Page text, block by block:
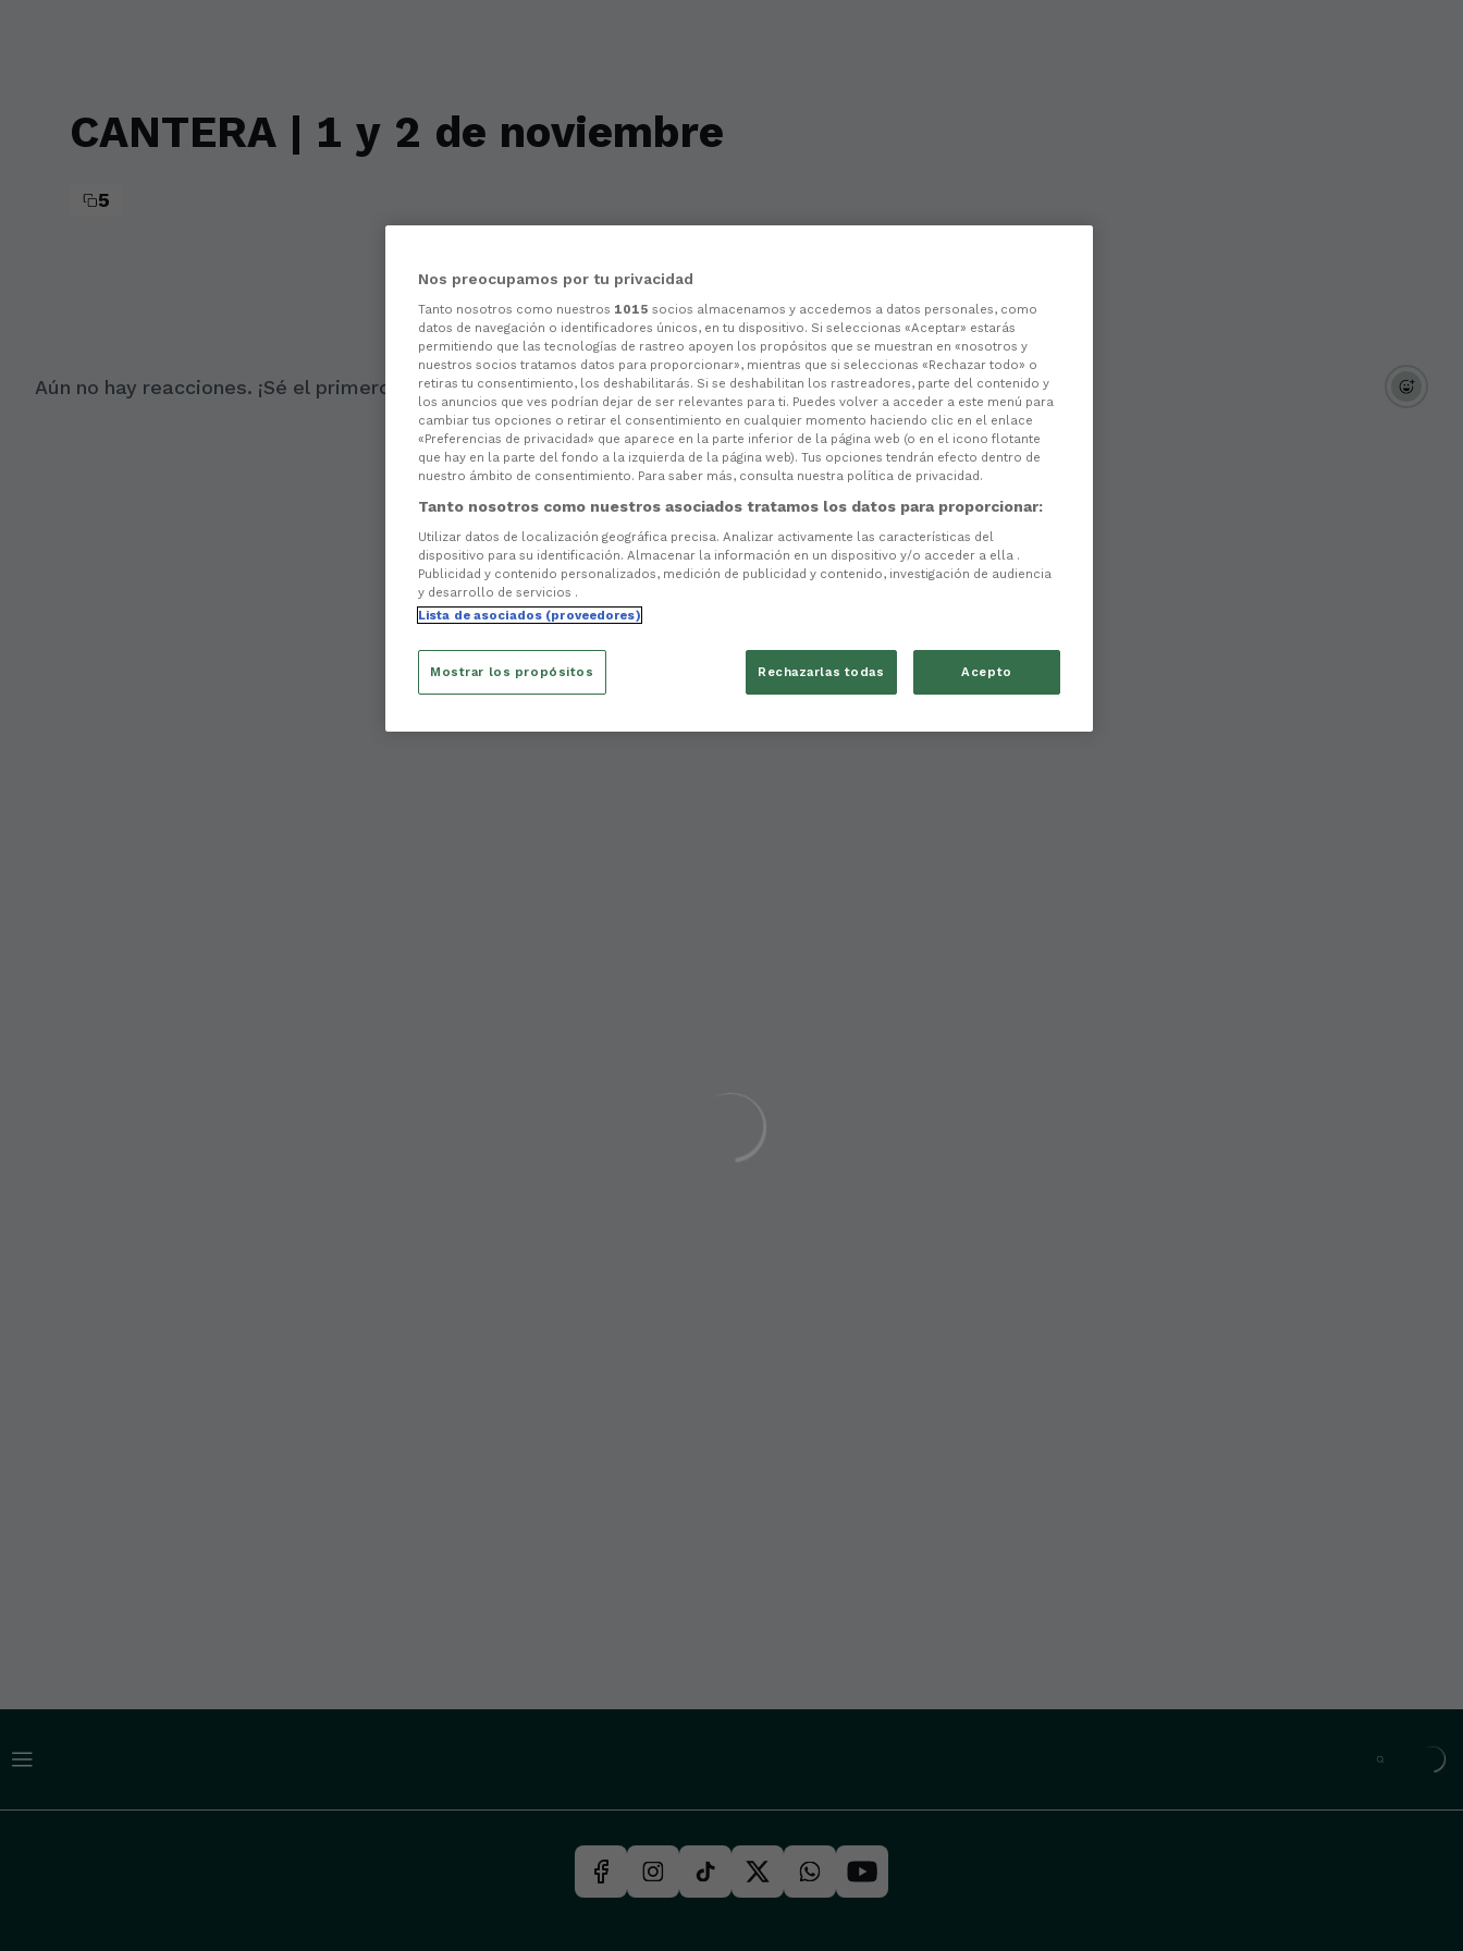
CANTERA | 1 y 2 de noviembre
5
Aún no hay reacciones. ¡Sé el primero!
Nos preocupamos por tu privacidad
Tanto nosotros como nuestros 1015 socios almacenamos y accedemos a datos personales, como
datos de navegación o identificadores únicos, en tu dispositivo. Si seleccionas «Aceptar» estarás
permitiendo que las tecnologías de rastreo apoyen los propósitos que se muestran en «nosotros y
nuestros socios tratamos datos para proporcionar», mientras que si seleccionas «Rechazar todo» o
retiras tu consentimiento, los deshabilitarás. Si se deshabilitan los rastreadores, parte del contenido y
los anuncios que ves podrían dejar de ser relevantes para ti. Puedes volver a acceder a este menú para
cambiar tus opciones o retirar el consentimiento en cualquier momento haciendo clic en el enlace
«Preferencias de privacidad» que aparece en la parte inferior de la página web (o en el icono flotante
que hay en la parte del fondo a la izquierda de la página web). Tus opciones tendrán efecto dentro de
nuestro ámbito de consentimiento. Para saber más, consulta nuestra política de privacidad.
Tanto nosotros como nuestros asociados tratamos los datos para proporcionar:
Utilizar datos de localización geográfica precisa. Analizar activamente las características del
dispositivo para su identificación. Almacenar la información en un dispositivo y/o acceder a ella .
Publicidad y contenido personalizados, medición de publicidad y contenido, investigación de audiencia
y desarrollo de servicios .
Lista de asociados (proveedores)
Rechazarlas todas Acepto
Mostrar los propósitos